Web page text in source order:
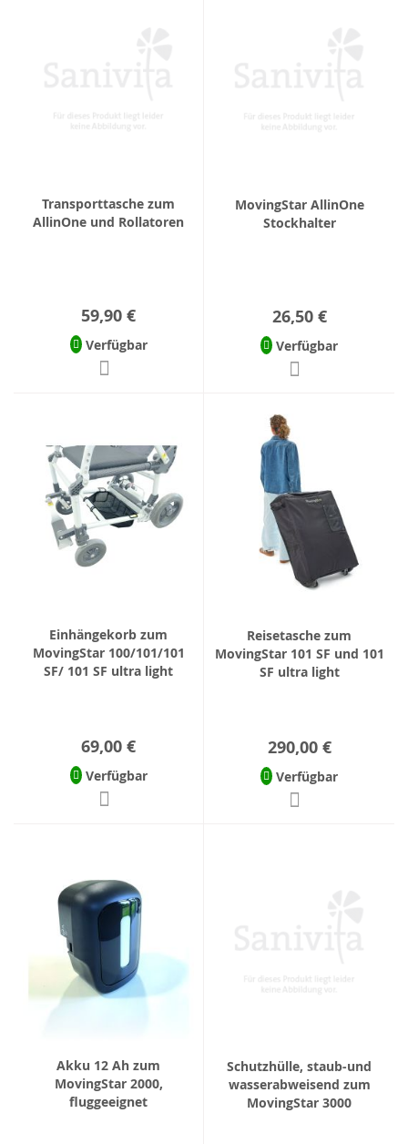
Transporttasche zum
AllinOne und Rollatoren
59,90 €
Verfügbar
MovingStar AllinOne
Stockhalter
26,50 €
Verfügbar
Einhängekorb zum
MovingStar 100/101/101
SF/ 101 SF ultra light
69,00 €
Verfügbar
Reisetasche zum
MovingStar 101 SF und 101
SF ultra light
290,00 €
Verfügbar
Akku 12 Ah zum
MovingStar 2000,
fluggeeignet
Schutzhülle, staub-und
wasserabweisend zum
MovingStar 3000